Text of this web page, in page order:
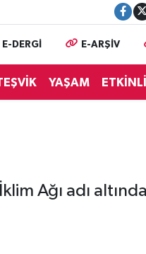
E-DERGİ E-ARŞİV
YAŞAM
Ağı adı